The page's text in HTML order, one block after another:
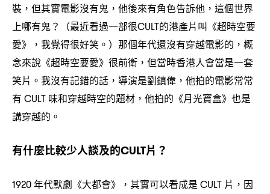
裝 ， 但其實電影沒有鬼 ， 他後來有角色告訴他 ， 這個世界
上哪有鬼？（最近看過一部很CULT的港產片叫《超時空要
愛》
， 我覺得很好笑。 ） 那個年代還沒有穿越電影的 ， 概
念來說《超時空要愛》很前衛 ， 但當時香港人會當是一套
笑片。我沒有記錯的話 ， 導演是劉鎮偉 ， 他拍的電影常常
有 CULT 味和穿越時空的題材 ， 他拍的《月光寶盒》也是
講穿越的。
有什麼比較少人談及的CULT片 ？
1920年代默劇《大都會》 ， 其實可以看成是 CULT 片 ， 因